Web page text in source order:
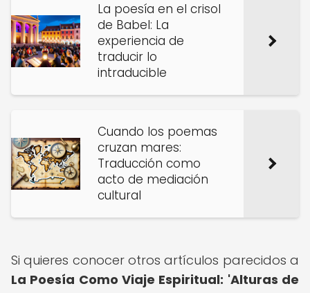
La poesía en el crisol
de Babel: La
experiencia de
traducir lo
intraducible
Cuando los poemas
cruzan mares:
Traducción como
acto de mediación
cultural
Si quieres conocer otros artículos parecidos a
La Poesía Como Viaje Espiritual: 'Alturas de